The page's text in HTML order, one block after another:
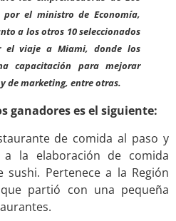
por el ministro de Economía,
a los otros 10 seleccionados
el viaje a Miami, donde los
capacitación para mejorar
de marketing, entre otras.
ganadores es el siguiente:
de comida al paso y
la elaboración de comida
sushi. Pertenece a la Región
partió con una pequeña